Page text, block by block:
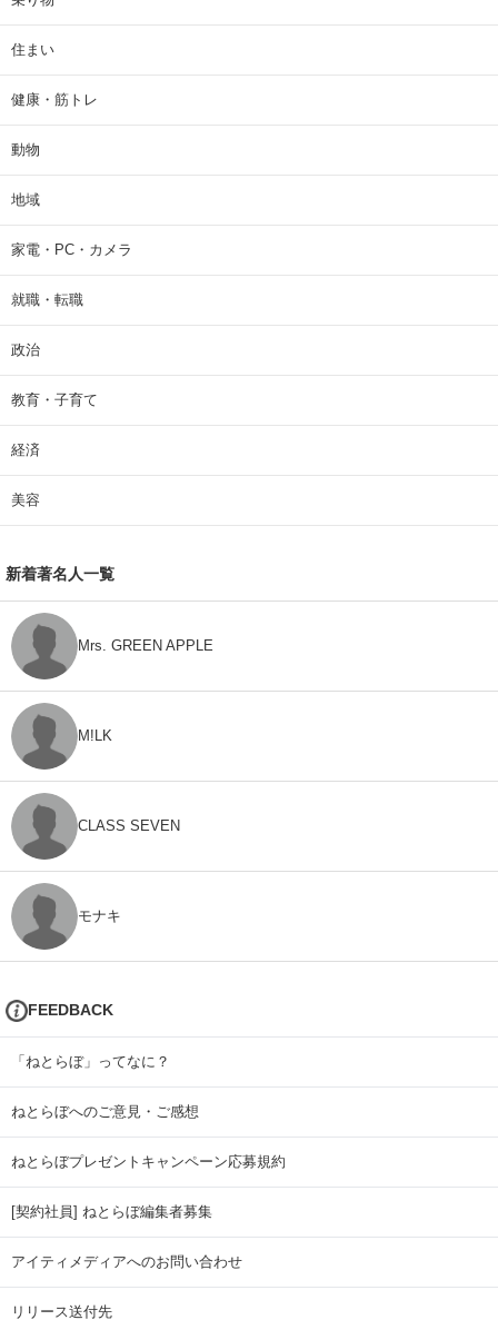
住まい
健康・筋トレ
動物
地域
家電・PC・カメラ
就職・転職
政治
教育・子育て
経済
美容
新着著名人一覧
Mrs. GREEN APPLE
M!LK
CLASS SEVEN
モナキ
FEEDBACK
「ねとらぼ」ってなに？
ねとらぼへのご意見・ご感想
ねとらぼプレゼントキャンペーン応募規約
[契約社員] ねとらぼ編集者募集
アイティメディアへのお問い合わせ
リリース送付先